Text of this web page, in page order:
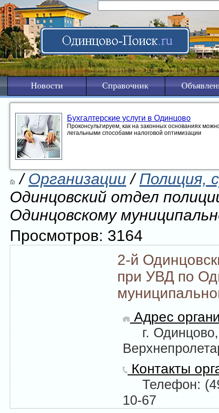
Новости Справочник
Бухгалтерские услуги в Одинцово
Проконсультируем, как на законных основаниях
легальными способами налоговой оптимизации
/Организации/Полиция,
Одинцовский отдел
Одинцовскому
Просмотров: 3164
2-й
при УВД по
Адрес
г.
Контакты
Телефон:
10-67